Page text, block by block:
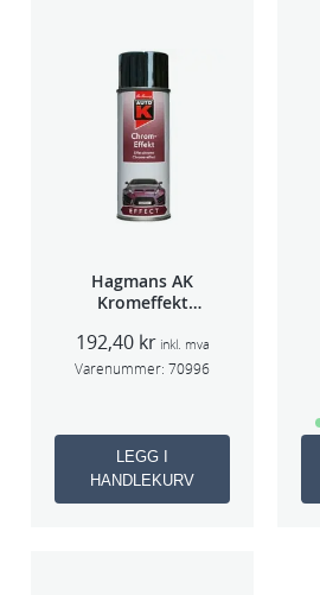
Hagmans AK
Kromeffekt
192,40 kr inkl. mva
Varenummer: 70996
LEGG I
HANDLEKURV